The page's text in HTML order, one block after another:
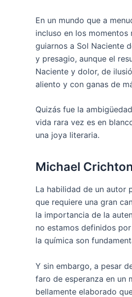
En un mundo que a
incluso en los momentos
guiarnos a Sol Naciente
y presagio, aunque el
Naciente y dolor, de
aliento y con ganas de
Quizás fue la
vida rara vez es en
una joya literaria.
Michael
La habilidad de un autor
que requiere una gran
la importancia de la
no estamos definidos
la química son
Y sin embargo, a pesar
faro de esperanza en un
bellamente elaborado